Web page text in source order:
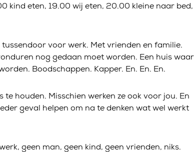
kind eten, 19.00 wij eten, 20.00 kleine naar bed,
voor werk. Met vrienden en familie.
nog gedaan moet worden. Een huis waar
Boodschappen. Kapper. En. En. En.
houden. Misschien werken ze ook voor jou. En
geval helpen om na te denken wat wel werkt
geen man, geen kind, geen vrienden, niks.